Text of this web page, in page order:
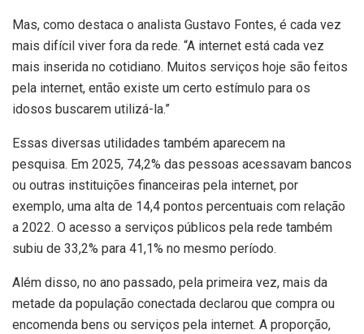
Mas, como destaca o analista Gustavo Fontes, é cada vez
mais difícil viver fora da rede. “A internet está cada vez
mais inserida no cotidiano. Muitos serviços hoje são feitos
pela internet, então existe um certo estímulo para os
idosos buscarem utilizá-la.”
Essas diversas utilidades também aparecem na
pesquisa. Em 2025, 74,2% das pessoas acessavam bancos
ou outras instituições financeiras pela internet, por
exemplo, uma alta de 14,4 pontos percentuais com relação
a 2022. O acesso a serviços públicos pela rede também
subiu de 33,2% para 41,1% no mesmo período.
Além disso, no ano passado, pela primeira vez, mais da
metade da população conectada declarou que compra ou
encomenda bens ou serviços pela internet. A proporção,